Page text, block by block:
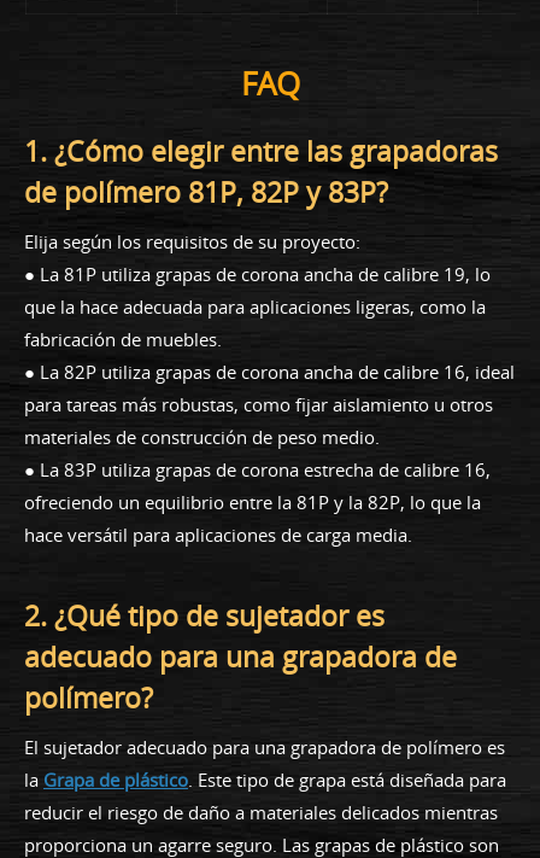
FAQ
1. ¿Cómo elegir entre las grapadoras
de polímero 81P, 82P y 83P?
Elija según los requisitos de su proyecto:
● La 81P utiliza grapas de corona ancha de calibre 19, lo
que la hace adecuada para aplicaciones ligeras, como la
fabricación de muebles.
● La 82P utiliza grapas de corona ancha de calibre 16, ideal
para tareas más robustas, como fijar aislamiento u otros
materiales de construcción de peso medio.
● La 83P utiliza grapas de corona estrecha de calibre 16,
ofreciendo un equilibrio entre la 81P y la 82P, lo que la
hace versátil para aplicaciones de carga media.
2. ¿Qué tipo de sujetador es
adecuado para una grapadora de
polímero?
El sujetador adecuado para una grapadora de polímero es
la Grapa de plástico . Este tipo de grapa está diseñada para
reducir el riesgo de daño a materiales delicados mientras
proporciona un agarre seguro. Las grapas de plástico son